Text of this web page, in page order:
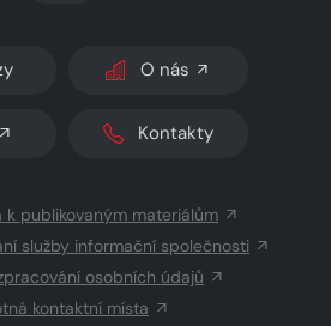
O nás
Kontakty
k publikovaným materiálům
služby informační společnosti
osobních údajů
kontaktní místa